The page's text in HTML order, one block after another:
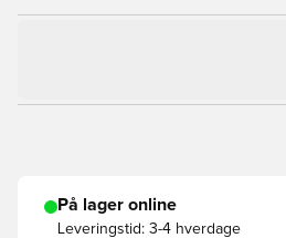
På lager online
Leveringstid: 3-4 hverdage